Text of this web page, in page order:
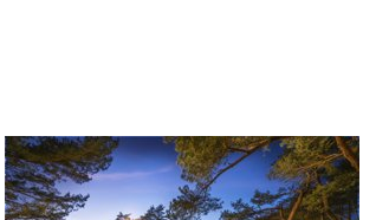
Italiano
日本語